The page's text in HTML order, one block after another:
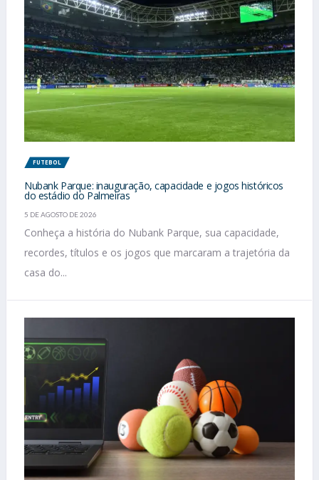
FUTEBOL
Nubank Parque: inauguração, capacidade e jogos históricos
do estádio do Palmeiras
5 DE AGOSTO DE 2026
Conheça a história do Nubank Parque, sua capacidade,
recordes, títulos e os jogos que marcaram a trajetória da
casa do...